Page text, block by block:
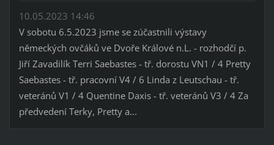
10.05.2023 14:46
V sobotu 6.5.2023 jsme se zúčastnili výstavy
německých ovčáků ve Dvoře Králové n.L. - rozhodčí p.
Jiří Zavadilík Terri Saebastes - tř. dorostu VN1 / 4 Pretty
Saebastes - tř. pracovní V4 / 6 Linda z Leutschau - tř.
veteránů V1 / 4 Quentine Daxis - tř. veteránů V3 / 4 Za
předvedení Terky, Pretty a...